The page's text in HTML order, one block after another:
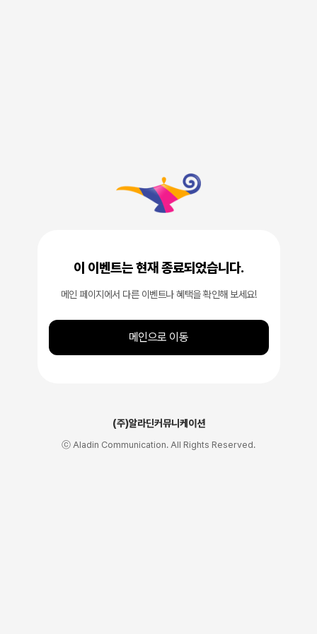
이 이벤트는 현재 종료되었습니다.
메인 페이지에서 다른 이벤트나 혜택을 확인해 보세요!
메인으로 이동
(주)알라딘커뮤니케이션
ⓒ Aladin Communication. All Rights Reserved.